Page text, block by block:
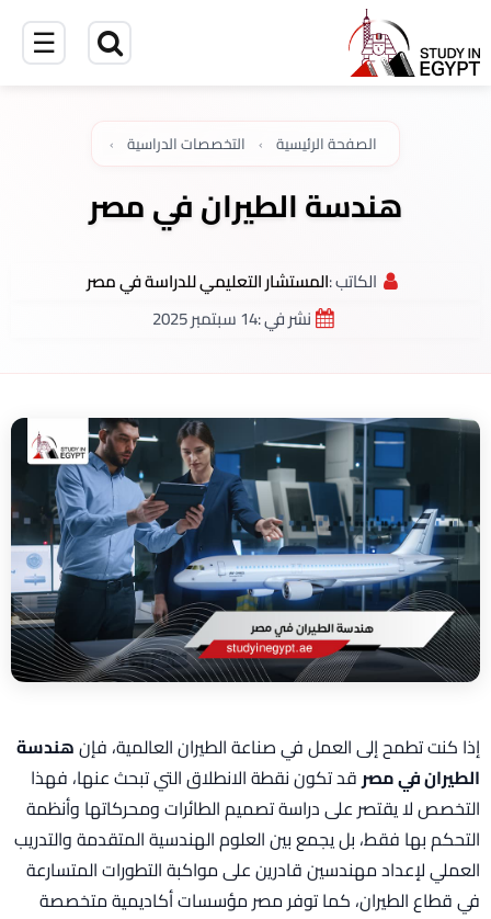
☰
الصفحة الرئيسية التخصصات الدراسية
هندسة الطيران في مصر
الكاتب :المستشار التعليمي للدراسة في مصر
نشر في :14 سبتمبر 2025
إذا كنت تطمح إلى العمل في صناعة الطيران العالمية، فإنهندسة
الطيران في مصرقد تكون نقطة الانطلاق التي تبحث عنها، فهذا
التخصص لا يقتصر على دراسة تصميم الطائرات ومحركاتها وأنظمة
التحكم بها فقط، بل يجمع بين العلوم الهندسية المتقدمة والتدريب
العملي لإعداد مهندسين قادرين على مواكبة التطورات المتسارعة
في قطاع الطيران، كما توفر مصر مؤسسات أكاديمية متخصصة